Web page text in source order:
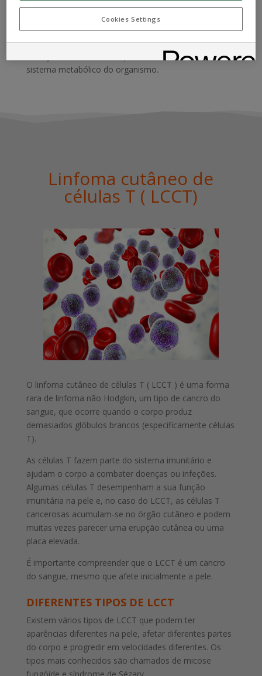
Leucodistrofia metacromática
A leucodistrofia metacromática, ou MLD, é uma
doença hereditária rara e potencialmente fatal do
sistema metabólico do organismo.
Linfoma cutâneo de
células T ( LCCT)
O linfoma cutâneo de células T ( LCCT ) é uma forma
rara de linfoma não Hodgkin, um tipo de cancro do
sangue, que ocorre quando o corpo produz
demasiados glóbulos brancos (especificamente células
T).
As células T fazem parte do sistema imunitário e
ajudam o corpo a combater doenças ou infeções.
Algumas células T desempenham a sua função
imunitária na pele e, no caso do LCCT, as células T
cancerosas acumulam-se no órgão cutâneo e podem
muitas vezes parecer uma erupção cutânea ou uma
placa elevada.
É importante compreender que o LCCT é um cancro
do sangue, mesmo que afete inicialmente a pele.
DIFERENTES TIPOS DE LCCT
Existem vários tipos de LCCT que podem ter
aparências diferentes na pele, afetar diferentes partes
do corpo e progredir em velocidades diferentes. Os
tipos mais conhecidos são chamados de micose
Cookies Settings